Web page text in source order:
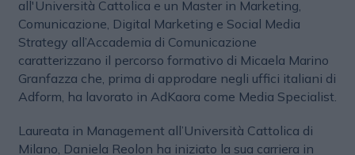
all'Università Cattolica e un Master in Marketing,
Comunicazione, Digital Marketing e Social Media
Strategy all’Accademia di Comunicazione
caratterizzano il percorso formativo di Micaela Marino
Granfazza che, prima di approdare negli uffici italiani di
Adform, ha lavorato in AdKaora come Media Specialist.
Laureata in Management all’Università Cattolica di
Milano, Daniela Reolon ha iniziato la sua carriera in